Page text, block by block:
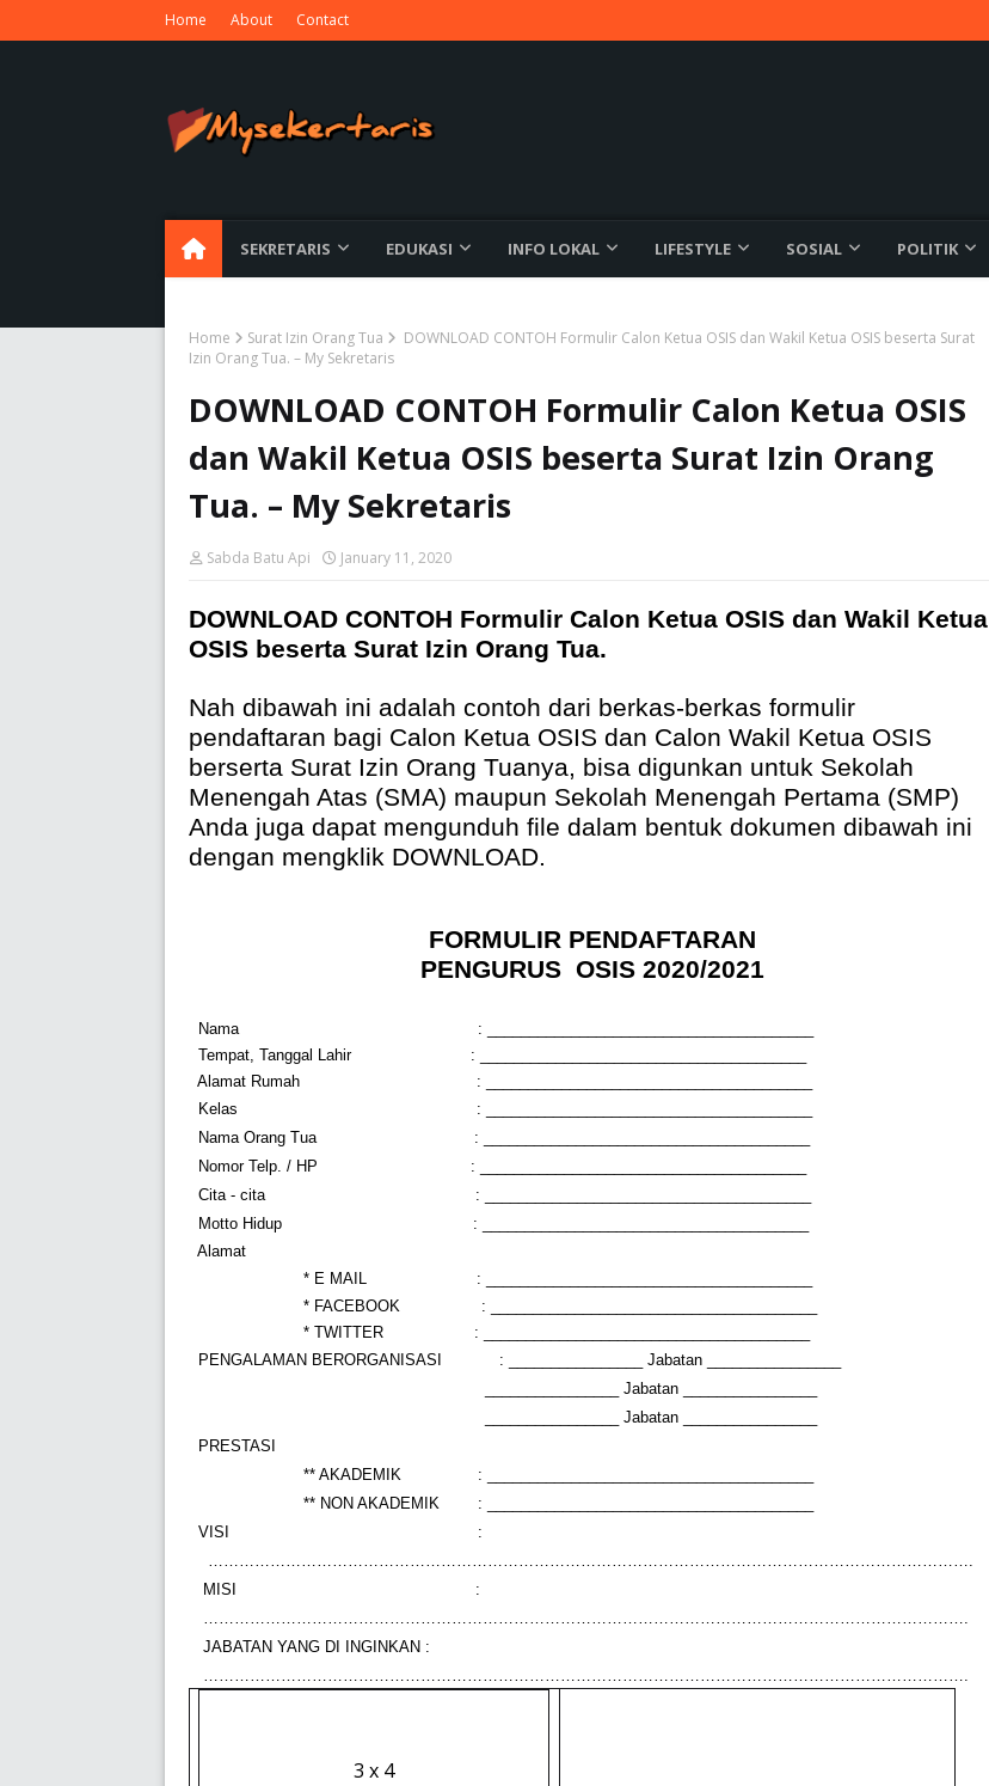
Home About Contact
SEKRETARIS EDUKASI INFO LOKAL LIFESTYLE SOSIAL POLITIK
Home Surat Izin Orang Tua
DOWNLOAD CONTOH Formulir Calon Ketua OSIS dan Wakil Ketua OSIS beserta Surat
Izin Orang Tua. – My Sekretaris
DOWNLOAD CONTOH Formulir Calon Ketua OSIS
dan Wakil Ketua OSIS beserta Surat Izin Orang
Tua. – My Sekretaris
Sabda Batu Api January 11, 2020
DOWNLOAD CONTOH Formulir Calon Ketua OSIS dan Wakil Ketua
OSIS beserta Surat Izin Orang Tua.
Nah dibawah ini adalah contoh dari berkas-berkas formulir
pendaftaran bagi Calon Ketua OSIS dan Calon Wakil Ketua OSIS
berserta Surat Izin Orang Tuanya, bisa digunkan untuk Sekolah
Menengah Atas (SMA) maupun Sekolah Menengah Pertama (SMP)
Anda juga dapat mengunduh file dalam bentuk dokumen dibawah ini
dengan mengklik DOWNLOAD.
FORMULIR PENDAFTARAN
PENGURUS OSIS 2020/2021
Nama
: _______________________________________
Tempat, Tanggal Lahir
: _______________________________________
Alamat Rumah
: _______________________________________
Kelas
: _______________________________________
Nama Orang Tua
: _______________________________________
Nomor Telp. / HP
: _______________________________________
Cita - cita
: _______________________________________
Motto Hidup
: _______________________________________
Alamat
* E MAIL
: _______________________________________
* FACEBOOK
: _______________________________________
* TWITTER
: _______________________________________
PENGALAMAN BERORGANISASI
: ________________ Jabatan ________________
________________ Jabatan ________________
________________ Jabatan ________________
PRESTASI
** AKADEMIK
: _______________________________________
** NON AKADEMIK
: _______________________________________
VISI
:
………………………………………………………………………………………………………………………………….
MISI
:
………………………………………………………………………………………………………………………………….
JABATAN YANG DI INGINKAN :
………………………………………………………………………………………………………………………………….
3 x 4